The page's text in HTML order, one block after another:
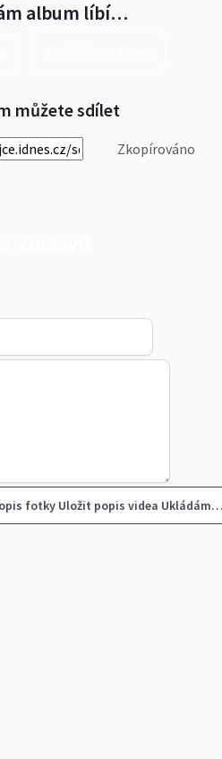
album líbí…
můžete sdílet
Zkopírováno
fotky Uložit popis videa